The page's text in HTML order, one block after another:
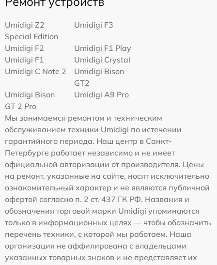
Umidigi Z2
Special Edition
Umidigi F3
Umidigi F2
Umidigi F1 Play
Umidigi F1
Umidigi Crystal
Umidigi C Note 2
Umidigi Bison
GT2
Umidigi Bison
GT 2 Pro
Umidigi A9 Pro
Мы занимаемся ремонтом и техническим
обслуживанием техники Umidigi по истечении
гарантийного периода. Наш центр в Санкт-
Петербурге работает независимо и не имеет
официальной авторизации от производителя. Цены
на ремонт, указанные на сайте, носят исключительно
ознакомительный характер и не являются публичной
офертой согласно п. 2 ст. 437 ГК РФ. Названия и
обозначения торговой марки Umidigi упоминаются
только в информационных целях — чтобы обозначить
перечень техники, с которой мы работаем. Наша
организация не аффилирована с владельцами
указанных товарных знаков и не представляет их